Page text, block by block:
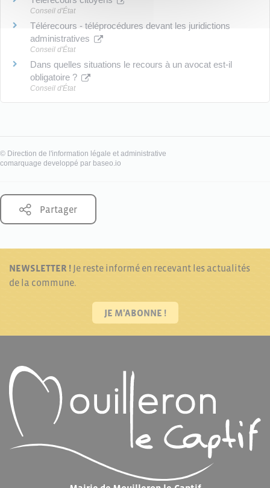
Conseil d'État
Télérecours - téléprocédures devant les juridictions
administratives
Conseil d'État
Dans quelles situations le recours à un avocat est-il
obligatoire ?
Conseil d'État
© Direction de l'information légale et administrative
comarquage developpé par baseo.io
Partager
NEWSLETTER ! Je reste informé en recevant les actualités
de la commune.
JE M'ABONNE !